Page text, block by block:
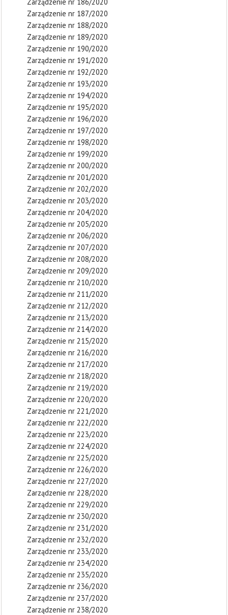
Zarządzenie nr 187/2020
Zarządzenie nr 188/2020
Zarządzenie nr 189/2020
Zarządzenie nr 190/2020
Zarządzenie nr 191/2020
Zarządzenie nr 192/2020
Zarządzenie nr 193/2020
Zarządzenie nr 194/2020
Zarządzenie nr 195/2020
Zarządzenie nr 196/2020
Zarządzenie nr 197/2020
Zarządzenie nr 198/2020
Zarządzenie nr 199/2020
Zarządzenie nr 200/2020
Zarządzenie nr 201/2020
Zarządzenie nr 202/2020
Zarządzenie nr 203/2020
Zarządzenie nr 204/2020
Zarządzenie nr 205/2020
Zarządzenie nr 206/2020
Zarządzenie nr 207/2020
Zarządzenie nr 208/2020
Zarządzenie nr 209/2020
Zarządzenie nr 210/2020
Zarządzenie nr 211/2020
Zarządzenie nr 212/2020
Zarządzenie nr 213/2020
Zarządzenie nr 214/2020
Zarządzenie nr 215/2020
Zarządzenie nr 216/2020
Zarządzenie nr 217/2020
Zarządzenie nr 218/2020
Zarządzenie nr 219/2020
Zarządzenie nr 220/2020
Zarządzenie nr 221/2020
Zarządzenie nr 222/2020
Zarządzenie nr 223/2020
Zarządzenie nr 224/2020
Zarządzenie nr 225/2020
Zarządzenie nr 226/2020
Zarządzenie nr 227/2020
Zarządzenie nr 228/2020
Zarządzenie nr 229/2020
Zarządzenie nr 230/2020
Zarządzenie nr 231/2020
Zarządzenie nr 232/2020
Zarządzenie nr 233/2020
Zarządzenie nr 234/2020
Zarządzenie nr 235/2020
Zarządzenie nr 236/2020
Zarządzenie nr 237/2020
Zarządzenie nr 238/2020